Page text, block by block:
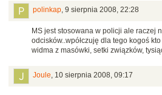
polinkap, 9 sierpnia 2008, 22:28
MS jest stosowana w policji ale raczej
odcisków..wpółczuję dla tego kogoś
widma z masówki, setki związków,
Joule, 10 sierpnia 2008, 09:17